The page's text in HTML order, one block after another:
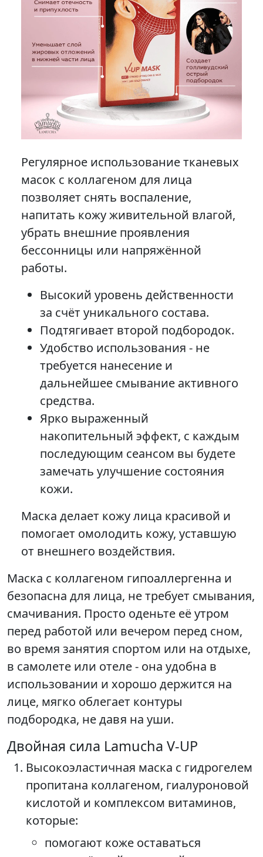
Регулярное использование тканевых
масок с коллагеном для лица
позволяет снять воспаление,
напитать кожу живительной влагой,
убрать внешние проявления
бессонницы или напряжённой
работы.
Высокий уровень действенности
за счёт уникального состава.
Подтягивает второй подбородок.
Удобство использования - не
требуется нанесение и
дальнейшее смывание активного
средства.
Ярко выраженный
накопительный эффект, с каждым
последующим сеансом вы будете
замечать улучшение состояния
кожи.
Маска делает кожу лица красивой и
помогает омолодить кожу, уставшую
от внешнего воздействия.
Маска с коллагеном гипоаллергенна и
безопасна для лица, не требует смывания,
смачивания. Просто оденьте её утром
перед работой или вечером перед сном,
во время занятия спортом или на отдыхе,
в самолете или отеле - она удобна в
использовании и хорошо держится на
лице, мягко облегает контуры
подбородка, не давя на уши.
Двойная сила Lamucha V-UP
Высокоэластичная маска с гидрогелем
пропитана коллагеном, гиалуроновой
кислотой и комплексом витаминов,
которые:
помогают коже оставаться